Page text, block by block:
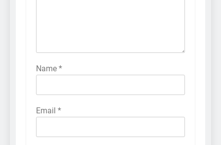
Name *
Email *